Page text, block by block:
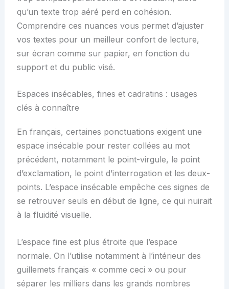
qu’un texte trop aéré perd en cohésion.
Comprendre ces nuances vous permet d’ajuster
vos textes pour un meilleur confort de lecture,
sur écran comme sur papier, en fonction du
support et du public visé.
Espaces insécables, fines et cadratins : usages
clés à connaître
En français, certaines ponctuations exigent une
espace insécable pour rester collées au mot
précédent, notamment le point-virgule, le point
d’exclamation, le point d’interrogation et les deux-
points. L’espace insécable empêche ces signes de
se retrouver seuls en début de ligne, ce qui nuirait
à la fluidité visuelle.
L’espace fine est plus étroite que l’espace
normale. On l’utilise notamment à l’intérieur des
guillemets français « comme ceci » ou pour
séparer les milliers dans les grands nombres